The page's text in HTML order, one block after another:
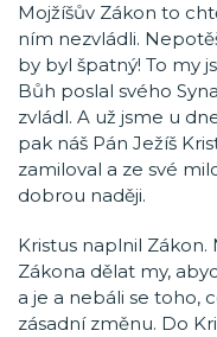
Mojžíšův Zákon to
ním nezvládli.
by byl špatný! To my
Bůh poslal svého
zvládl. A už jsme u
pak náš Pán Ježíš
zamiloval a ze své
dobrou naději.
Kristus naplnil
Zákona dělat my,
a je a nebáli se toho,
zásadní změnu. Do